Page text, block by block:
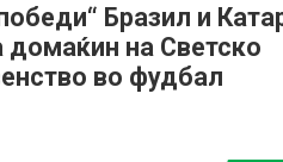
Бразил и
домаќин на Светско
во фудбал